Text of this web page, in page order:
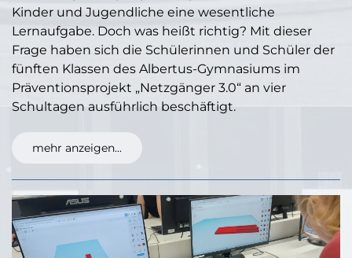
Kinder und Jugendliche eine wesentliche
Lernaufgabe. Doch was heißt richtig? Mit dieser
Frage haben sich die Schülerinnen und Schüler der
fünften Klassen des Albertus-Gymnasiums im
Präventionsprojekt „Netzgänger 3.0“ an vier
Schultagen ausführlich beschäftigt.
mehr anzeigen...